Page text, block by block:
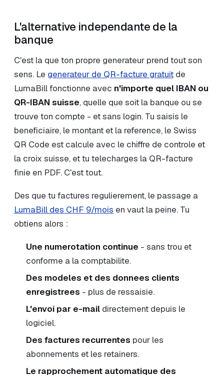
L'alternative independante de la
banque
C'est la que ton propre generateur prend tout son
sens. Le generateur de QR-facture gratuit de
LumaBill fonctionne avec n'importe quel IBAN ou
QR-IBAN suisse, quelle que soit la banque ou se
trouve ton compte - et sans login. Tu saisis le
beneficiaire, le montant et la reference, le Swiss
QR Code est calcule avec le chiffre de controle et
la croix suisse, et tu telecharges la QR-facture
finie en PDF. C'est tout.
Des que tu factures regulierement, le passage a
LumaBill des CHF 9/mois en vaut la peine. Tu
obtiens alors :
Une numerotation continue - sans trou et
conforme a la comptabilite.
Des modeles et des donnees clients
enregistrees - plus de ressaisie.
L'envoi par e-mail directement depuis le
logiciel.
Des factures recurrentes pour les
abonnements et les retainers.
Le rapprochement automatique des